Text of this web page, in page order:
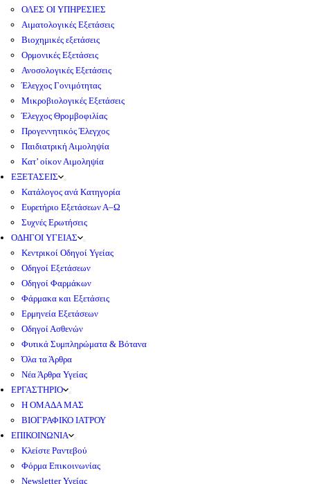
ΟΛΕΣ ΟΙ ΥΠΗΡΕΣΙΕΣ
Αιματολογικές Εξετάσεις
Βιοχημικές εξετάσεις
Ορμονικές Εξετάσεις
Ανοσολογικές Εξετάσεις
Έλεγχος Γονιμότητας
Μικροβιολογικές Εξετάσεις
Έλεγχος Θρομβοφιλίας
Προγεννητικός Έλεγχος
Παιδιατρική Αιμοληψία
Κατ’ οίκον Αιμοληψία
ΕΞΕΤΑΣΕΙΣ
Κατάλογος ανά Κατηγορία
Ευρετήριο Εξετάσεων Α–Ω
Συχνές Ερωτήσεις
ΟΔΗΓΟΙ ΥΓΕΙΑΣ
Κεντρικοί Οδηγοί Υγείας
Οδηγοί Εξετάσεων
Οδηγοί Φαρμάκων
Φάρμακα και Εξετάσεις
Ερμηνεία Εξετάσεων
Οδηγοί Ασθενών
Φυτικά Συμπληρώματα & Βότανα
Όλα τα Άρθρα
Νέα Άρθρα Υγείας
ΕΡΓΑΣΤΗΡΙΟ
Η ΟΜΑΔΑ ΜΑΣ
ΒΙΟΓΡΑΦΙΚΟ ΙΑΤΡΟΥ
ΕΠΙΚΟΙΝΩΝΙΑ
Κλείστε Ραντεβού
Φόρμα Επικοινωνίας
Newsletter Υγείας